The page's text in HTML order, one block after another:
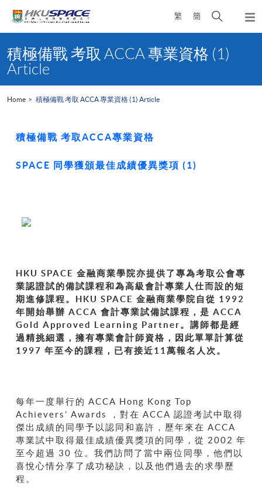
繁 簡
Open
search
panel
content
start積極備戰 考取 ACCA 專業資格 (1)
Article
Home 積極備戰 考取 ACCA 專業資格 (1) Article
積極備戰 考取ACCA專業資格
SPACE 同學獲頒最佳成績優異獎項 (1)
HKU SPACE 金融商業學院亦提供了專為考取公會專
業認證試的備試課程和為高級會計專業人仕而設的短
期進修課程。HKU SPACE 金融商業學院自從 1992
年開始舉辦 ACCA 會計專業試備試課程，是 ACCA
Gold Approved Learning Partner。講師都是經
過精挑細選，擁有專業會計師資格，因此單單計算從
1997 年至今的課程，已有接近11萬報名人次。
每年一度舉行的 ACCA Hong Kong Top
Achievers’ Awards ，對在 ACCA 認證考試中取得
傑出成績的同學予以認同和嘉許，歷年來在 ACCA
專業試中取得最佳成績優異獎項的同學，從 2002 年
至今超過 30 位。我們訪問了當中兩位同學，他們以
喜悅心情分享了成功秘訣，以及他們過去的求學歷
程。